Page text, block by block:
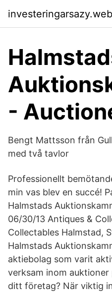
-
Bengt Mattsson från
med två tavlor
Professionellt
min vas blev en succé!
Halmstads
06/30/13 Antiques &
Collectables Halmstad,
Halmstads
aktiebolag som varit
verksam inom
ditt företag? När viktig